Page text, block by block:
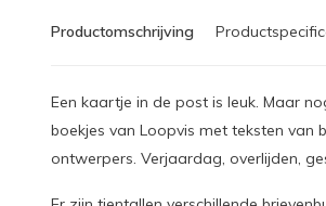
Productomschrijving
Een kaartje in de post is leuk. Maar
boekjes van Loopvis met teksten van
ontwerpers. Verjaardag, overlijden,